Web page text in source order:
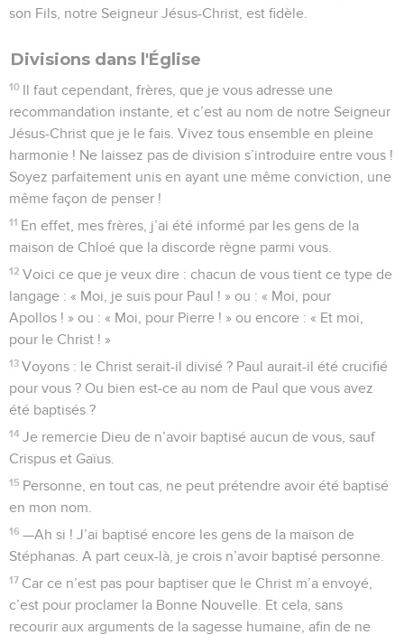
son Fils, notre Seigneur Jésus-Christ, est fidèle.
Divisions dans l'Église
10 Il faut cependant, frères, que je vous adresse une
recommandation instante, et c’est au nom de notre Seigneur
Jésus-Christ que je le fais. Vivez tous ensemble en pleine
harmonie ! Ne laissez pas de division s’introduire entre vous !
Soyez parfaitement unis en ayant une même conviction, une
même façon de penser !
11 En effet, mes frères, j’ai été informé par les gens de la
maison de Chloé que la discorde règne parmi vous.
12 Voici ce que je veux dire : chacun de vous tient ce type de
langage : « Moi, je suis pour Paul ! » ou : « Moi, pour
Apollos ! » ou : « Moi, pour Pierre ! » ou encore : « Et moi,
pour le Christ ! »
13 Voyons : le Christ serait-il divisé ? Paul aurait-il été crucifié
pour vous ? Ou bien est-ce au nom de Paul que vous avez
été baptisés ?
14 Je remercie Dieu de n’avoir baptisé aucun de vous, sauf
Crispus et Gaïus.
15 Personne, en tout cas, ne peut prétendre avoir été baptisé
en mon nom.
16 —Ah si ! J’ai baptisé encore les gens de la maison de
Stéphanas. A part ceux-là, je crois n’avoir baptisé personne.
17 Car ce n’est pas pour baptiser que le Christ m’a envoyé,
c’est pour proclamer la Bonne Nouvelle. Et cela, sans
recourir aux arguments de la sagesse humaine, afin de ne